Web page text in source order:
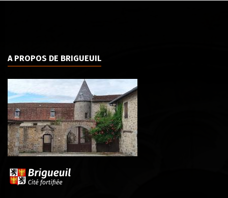
A PROPOS DE BRIGUEUIL